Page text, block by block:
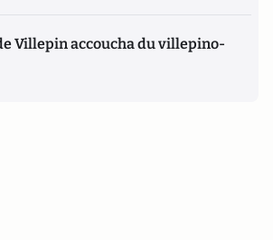
Villepin accoucha du villepino-